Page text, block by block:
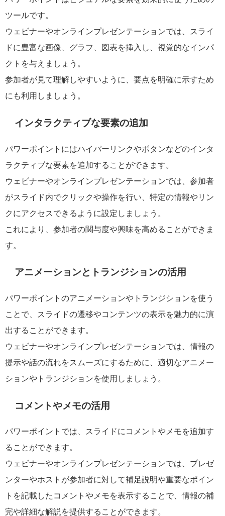
ツールです。
ウェビナーやオンラインプレゼンテーションでは、スライ
ドに豊富な画像、グラフ、図表を挿入し、視覚的なインパ
クトを与えましょう。
参加者が見て理解しやすいように、要点を明確に示すため
にも利用しましょう。
インタラクティブな要素の追加
パワーポイントにはハイパーリンクやボタンなどのインタ
ラクティブな要素を追加することができます。
ウェビナーやオンラインプレゼンテーションでは、参加者
がスライド内でクリックや操作を行い、特定の情報やリン
クにアクセスできるように設定しましょう。
これにより、参加者の関与度や興味を高めることができま
す。
アニメーションとトランジションの活用
パワーポイントのアニメーションやトランジションを使う
ことで、スライドの遷移やコンテンツの表示を魅力的に演
出することができます。
ウェビナーやオンラインプレゼンテーションでは、情報の
提示や話の流れをスムーズにするために、適切なアニメー
ションやトランジションを使用しましょう。
コメントやメモの活用
パワーポイントでは、スライドにコメントやメモを追加す
ることができます。
ウェビナーやオンラインプレゼンテーションでは、プレゼ
ンターやホストが参加者に対して補足説明や重要なポイン
トを記載したコメントやメモを表示することで、情報の補
完や詳細な解説を提供することができます。